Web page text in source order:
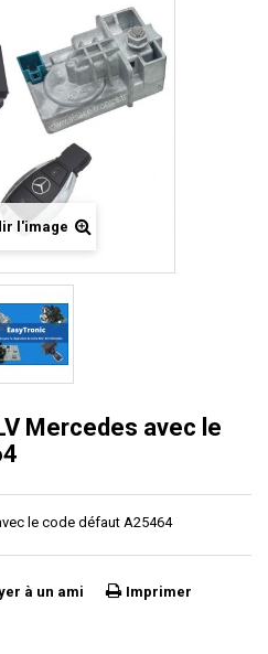
l'image
Mercedes avec le
le code défaut A25464
à un ami Imprimer